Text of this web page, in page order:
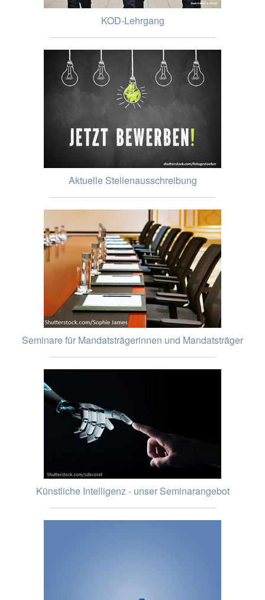
KOD-Lehrgang
Aktuelle Stellenausschreibung
Seminare für Mandatsträgerinnen und Mandatsträger
Künstliche Intelligenz - unser Seminarangebot